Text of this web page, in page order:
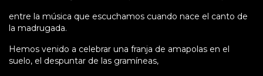
entre la música que escuchamos cuando nace el canto de
la madrugada.
Hemos venido a celebrar una franja de amapolas en el
suelo, el despuntar de las gramíneas,